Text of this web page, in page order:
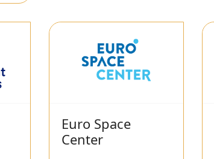
Euro Space
Center